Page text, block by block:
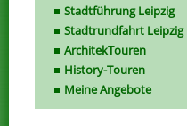
Stadtführung Leipzig
Stadtrundfahrt Leipzig
ArchitekTouren
History-Touren
Meine Angebote